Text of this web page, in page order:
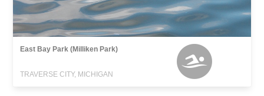
East Bay Park (Milliken Park)
TRAVERSE CITY, MICHIGAN